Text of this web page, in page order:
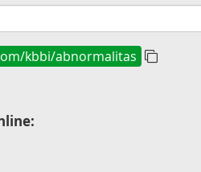
kbbi/abnormalitas